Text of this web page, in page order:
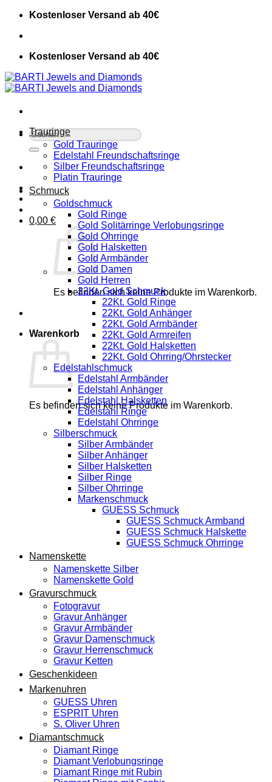
Zum
springen
Kostenloser Versand ab 40€
Kostenloser Versand ab 40€
Suche
nach:
0,00 €
Es befinden sich keine Produkte im Warenkorb.
Warenkorb
Es befinden sich keine Produkte im Warenkorb.
Trauringe
Gold Trauringe
Edelstahl Freundschaftsringe
Silber Freundschaftsringe
Platin Trauringe
Schmuck
Goldschmuck
Gold Ringe
Gold Solitärringe Verlobungsringe
Gold Ohrringe
Gold Halsketten
Gold Armbänder
Gold Damen
Gold Herren
22Kt. Gold Schmuck
22Kt. Gold Ringe
22Kt. Gold Anhänger
22Kt. Gold Armbänder
22Kt. Gold Armreifen
22Kt. Gold Halsketten
22Kt. Gold Ohrring/Ohrstecker
Edelstahlschmuck
Edelstahl Armbänder
Edelstahl Anhänger
Edelstahl Halsketten
Edelstahl Ringe
Edelstahl Ohrringe
Silberschmuck
Silber Armbänder
Silber Anhänger
Silber Halsketten
Silber Ringe
Silber Ohrringe
Markenschmuck
GUESS Schmuck
GUESS Schmuck Armband
GUESS Schmuck Halskette
GUESS Schmuck Ohrringe
Namenskette
Namenskette Silber
Namenskette Gold
Gravurschmuck
Fotogravur
Gravur Anhänger
Gravur Armbänder
Gravur Damenschmuck
Gravur Herrenschmuck
Gravur Ketten
Geschenkideen
Markenuhren
GUESS Uhren
ESPRIT Uhren
S. Oliver Uhren
Diamantschmuck
Diamant Ringe
Diamant Verlobungsringe
Diamant Ringe mit Rubin